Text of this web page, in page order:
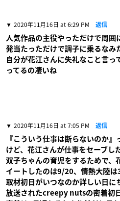
2020年11月16日 at 6:29 PM 返信
人気作品の主役やっただけで周囲
発当たっただけで調子に乗るなみ
自分が花江さんに失礼なこと言っ
ってるの凄いね
2020年11月16日 at 7:05 PM 返信
『こういう仕事は断らないのか
けど、花江さんが仕事をセーブし
双子ちゃんの育児をするためで、
イートしたのは9/20、情熱大陸は
取材初日がいつなのか詳しい日に
放送されたcreepy nutsの密着初